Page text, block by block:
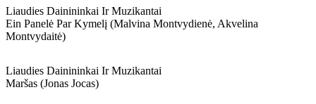
Liaudies Dainininkai Ir Muzikantai
Ein Panelė Par Kymelį (malvina Montvydienė, Akvelina
Montvydaitė)
Liaudies Dainininkai Ir Muzikantai
Maršas (jonas Jocas)